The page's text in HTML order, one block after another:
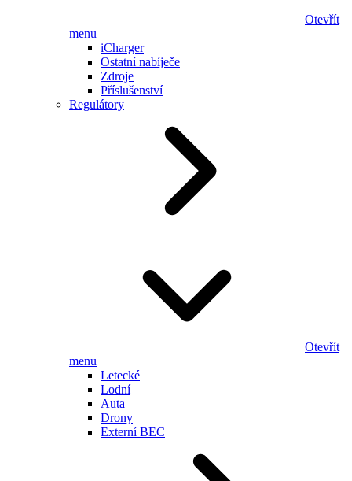
Otevřít
menu
iCharger
Ostatní nabíječe
Zdroje
Příslušenství
Regulátory
Otevřít
menu
Letecké
Lodní
Auta
Drony
Externí BEC